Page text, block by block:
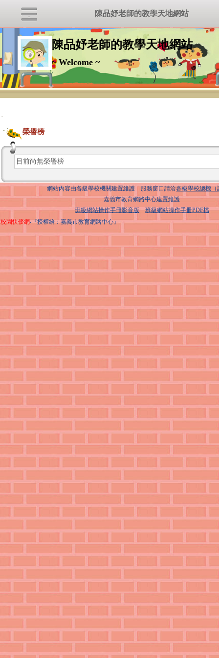
陳品妤老師的教學天地網站
~ Welcome ~
:::
榮譽榜
目前尚無榮譽榜
網站內容由各級學校機關建置維護 服務窗口請洽各級學校總機（
嘉義市教育網路中心建置維護
班級網站操作手冊影音版
班級網站操作手冊PDF檔
校園快優網‧『授權給：嘉義市教育網路中心』
陳品妤老師的教學天地網站